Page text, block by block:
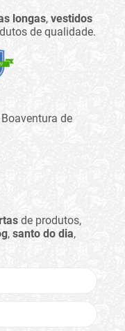
longas, vestidos
de qualidade.
de
de produtos,
, santo do dia,